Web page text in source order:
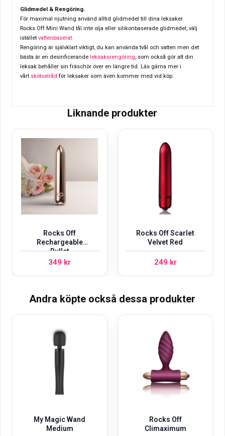
Glidmedel & Rengöring.
För maximal njutning använd alltid glidmedel till dina leksaker.
Rocks Off Mini Wand tål inte olja eller silikonbaserade glidmedel, välj
iställetvattenbaserat.
Rengöring är självklart viktigt, du kan använda tvål och vatten men det
bästa är en desinficerande leksaksrengöring, som också gör att din
leksak behåller sin fräschör över en längre tid. Läs gärna mer i
vårt skötselråd för leksaker som även kommer med vid köp.
Liknande produkter
Rocks Off
Rechargeable
Bullet
349 kr
Rocks Off Scarlet
Velvet Red
249 kr
Andra köpte också dessa produkter
My Magic Wand
Medium
Rocks Off
Climaximum